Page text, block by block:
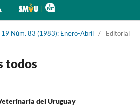
19 Núm. 83 (1983): Enero-Abril / Editorial
todos
del Uruguay